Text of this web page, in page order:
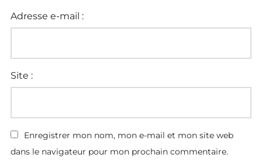
Adresse e-mail :
Site :
Enregistrer mon nom, mon e-mail et mon site web
dans le navigateur pour mon prochain commentaire.